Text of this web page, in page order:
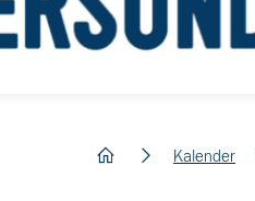
hem Kalender